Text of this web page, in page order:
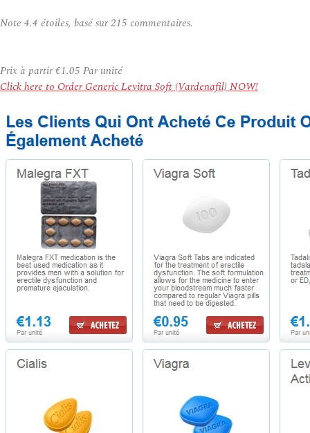
Note 4.4 étoiles, basé sur215 commentaires.
Prix à partir€1.05 Par unité
Click here to Order Generic Levitra Soft (Vardenafil) NOW!